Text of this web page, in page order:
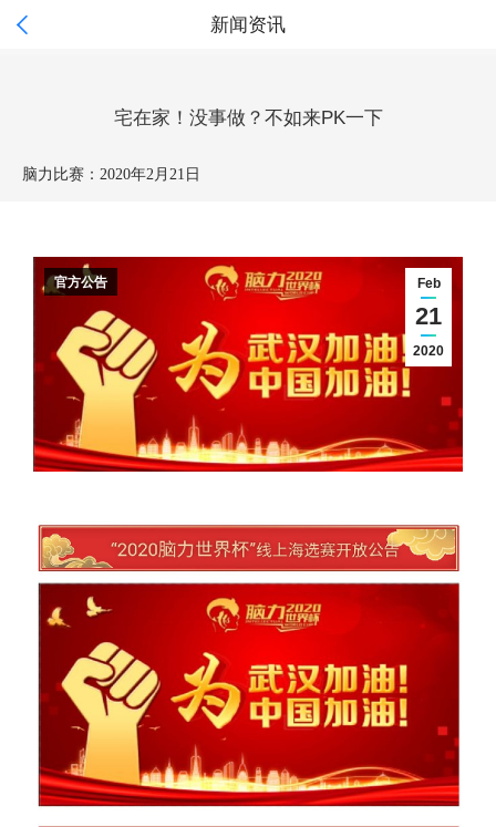
 新闻资讯
宅在家！没事做？不如来PK一下
脑力比赛： 2020年2月21日
Feb
21
2020
官方公告